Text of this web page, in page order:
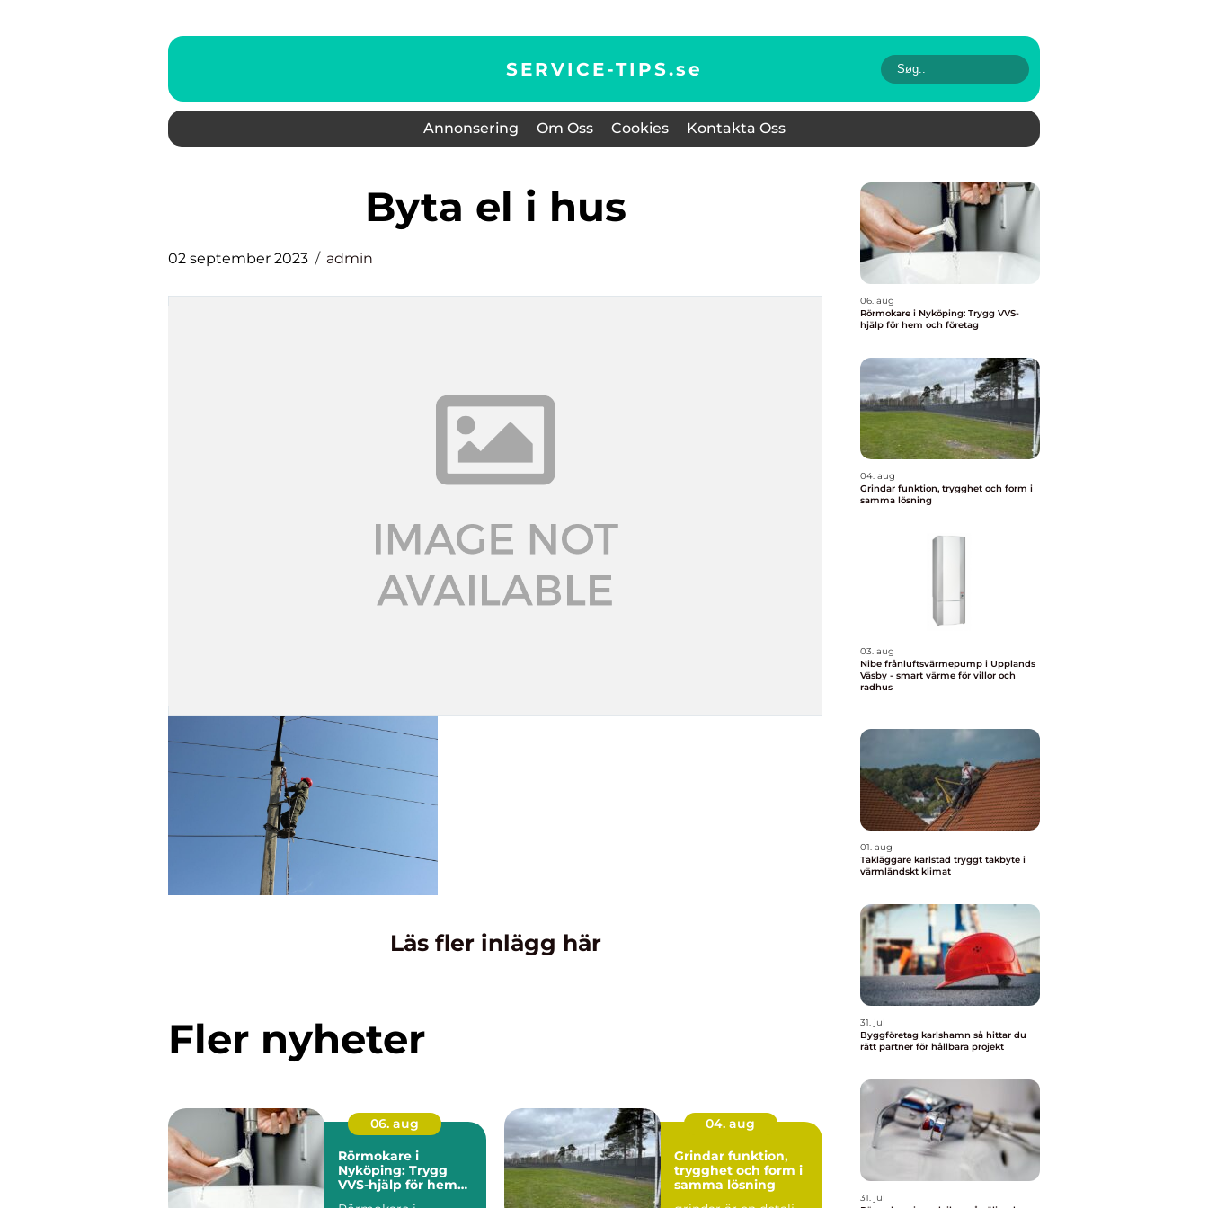
SERVICE-TIPS.se
Annonsering Om Oss Cookies Kontakta Oss
byta el i hus
02 september 2023 admin
Läs fler inlägg här
Fler nyheter
06. aug
Rörmokare i
Nyköping: Trygg
VVS-hjälp för hem
04. aug
Grindar funktion,
trygghet och form i
samma lösning
06. aug
Rörmokare i Nyköping: Trygg VVS-
hjälp för hem och företag
04. aug
Grindar funktion, trygghet och form i
samma lösning
03. aug
Nibe frånluftsvärmepump i Upplands
Väsby - smart värme för villor och
radhus
01. aug
Takläggare karlstad tryggt takbyte i
värmländskt klimat
31. jul
Byggföretag karlshamn så hittar du
rätt partner för hållbara projekt
31. jul